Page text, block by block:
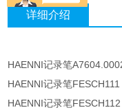
详细介绍
HAENNI记录笔
HAENNI记录笔
HAENNI记录笔